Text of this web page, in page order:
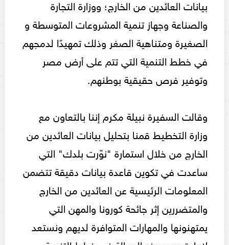
بيانات العائدين من الخارج؛ ووزارة التجارة
والصناعة وجهاز تنمية المشروعات المتوسطة و
الصغيرة ومتناهية الصغر وذلك تمهيدًا لدمجهم
في خطط التنمية التي تتم على أرض مصر
وتوفير فرص حقيقية بوطنهم.
وقالت السفيرة نبيلة مكرم إننا بالتعاون مع
وزارة التخطيط قمنا بتحليل بيانات العائدين من
الخارج من خلال استمارة "نوّرت بلدك" التي
ساعدت في تكوين قاعدة بيانات دقيقة تتضمن
المعلومات الرئيسية عن العائدين من الخارج
والمتضررين إثر جائحة كورونا والمهن التي
يمتهنونها والمهارات المتوافرة لديهم ونستعد